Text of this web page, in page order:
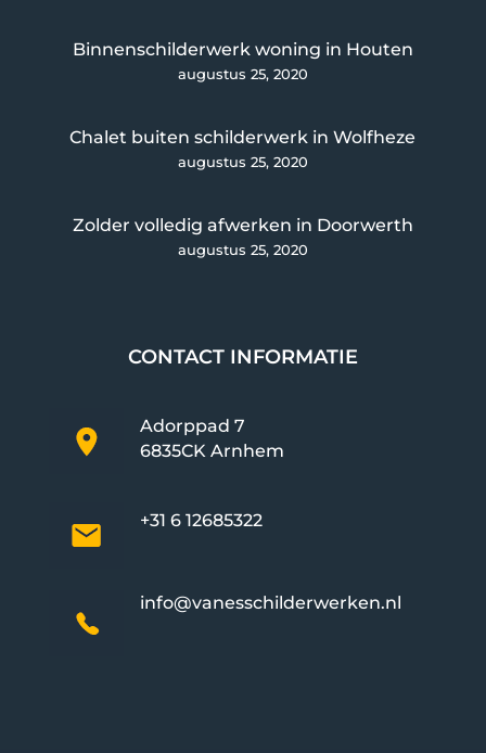
Binnenschilderwerk woning in Houten
augustus 25, 2020
Chalet buiten schilderwerk in Wolfheze
augustus 25, 2020
Zolder volledig afwerken in Doorwerth
augustus 25, 2020
CONTACT INFORMATIE
Adorppad 7
6835CK Arnhem
+31 6 12685322
info@vanesschilderwerken.nl